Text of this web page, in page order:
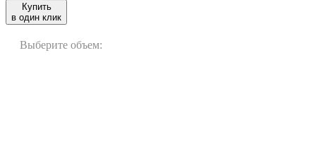
Купить
в один клик
Выберите объем: